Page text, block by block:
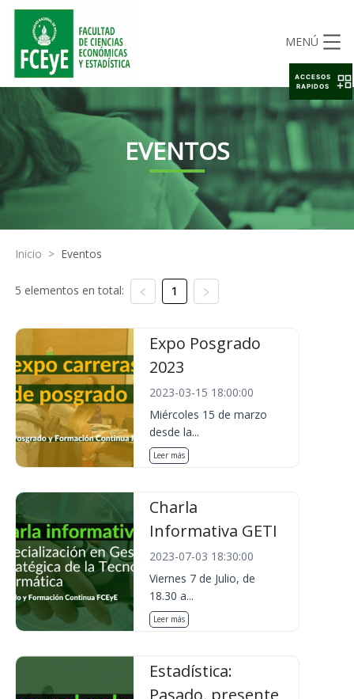
MENÚ
EVENTOS
Inicio > Eventos
5 elementos en total: 1
Expo Posgrado
2023
2023-03-15 18:00:00
Miércoles 15 de marzo
desde la...
Leer más
Charla
Informativa GETI
2023-07-03 18:30:00
Viernes 7 de Julio, de
18.30 a...
Leer más
Estadística:
Pasado, presente
ACCESOS
RAPIDOS